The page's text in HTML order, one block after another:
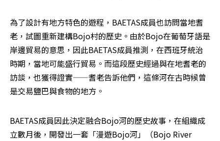
為了設計有地方特色的遊程，BAETAS成員也訪問當地耆
老，試圖重新建構Bojo村的歷史。由於Bojo在葡萄牙語是
岸邊貿易的意思，因此BAETAS成員推測，在西班牙統治
時期，當地可能盛行貿易。而這段歷史經過與在地耆老的
訪談，也獲得證實——耆老告訴他們，這條河在古時候曾
是交易鹽巴與食物的地方。
BAETAS成員因此決定融合Bojo河的歷史故事，在組織成
立數月後，開發出一套「漫遊Bojo河」（Bojo River